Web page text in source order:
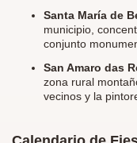
Santa María de
municipio,
conjunto
San Amaro das
zona rural
vecinos y la